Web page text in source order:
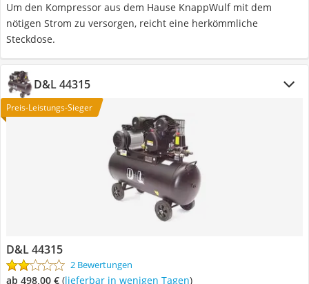
Um den Kompressor aus dem Hause KnappWulf mit dem
nötigen Strom zu versorgen, reicht eine herkömmliche
Steckdose.
D&L 44315
Preis-Leistungs-Sieger
D&L 44315
2 Bewertungen
ab 498,00 € ( Lieferbar in wenigen Tagen)